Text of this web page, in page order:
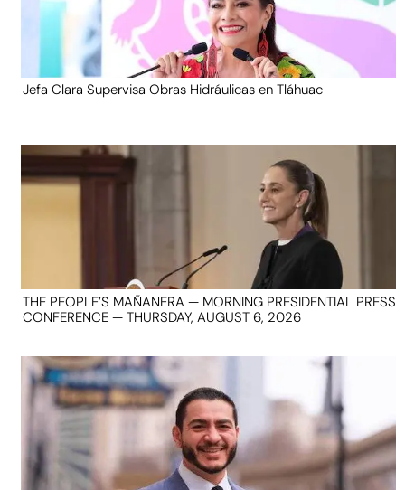
Jefa Clara Supervisa Obras Hidráulicas en Tláhuac
THE PEOPLE’S MAÑANERA — MORNING PRESIDENTIAL PRESS
CONFERENCE — THURSDAY, AUGUST 6, 2026